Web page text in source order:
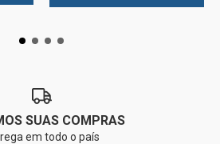
SUAS COMPRAS
em todo o país